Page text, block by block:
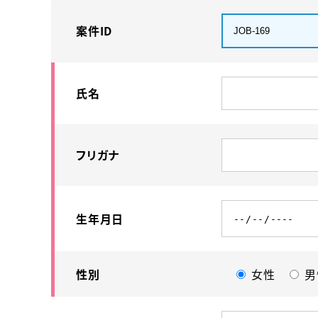
案件ID
氏名
フリガナ
生年月日
性別 女性